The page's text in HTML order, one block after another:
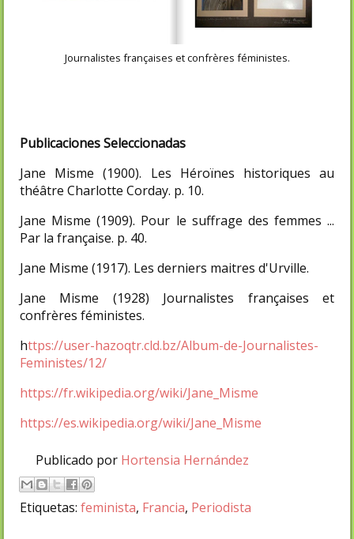
Journalistes françaises et confrères féministes.
Publicaciones Seleccionadas
Jane Misme (1900). Les Héroïnes historiques au
théâtre Charlotte Corday. p. 10.
Jane Misme (1909). Pour le suffrage des femmes ...
Par la française. p. 40.
Jane Misme (1917). Les derniers maitres d'Urville.
Jane Misme (1928) Journalistes françaises et
confrères féministes.
https://user-hazoqtr.cld.bz/Album-de-Journalistes-
Feministes/12/
https://fr.wikipedia.org/wiki/Jane_Misme
https://es.wikipedia.org/wiki/Jane_Misme
Publicado por Hortensia Hernández
Etiquetas: feminista, Francia, Periodista